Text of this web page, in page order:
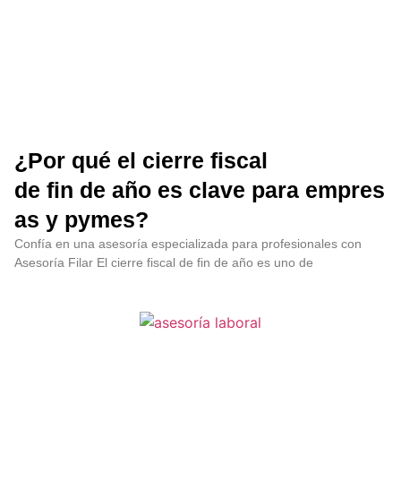
¿Por qué el cierre fiscal
de fin de año es clave para empres
as y pymes?
Confía en una asesoría especializada para profesionales con
Asesoría Filar El cierre fiscal de fin de año es uno de